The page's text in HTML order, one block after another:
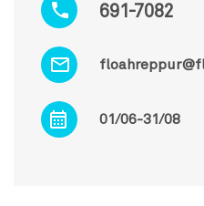
691-7082
01/06-31/08